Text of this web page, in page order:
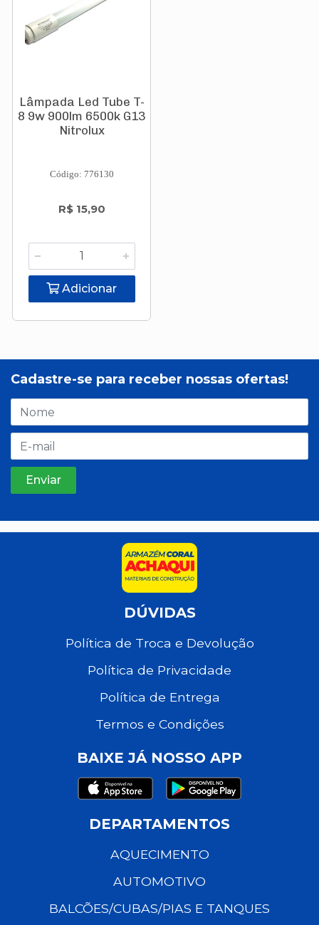
Lâmpada Led Tube T-
8 9w 900lm 6500k G13
Nitrolux
Código: 776130
R$ 15,90
Adicionar
Cadastre-se para receber nossas ofertas!
DÚVIDAS
Política de Troca e Devolução
Política de Privacidade
Política de Entrega
Termos e Condições
BAIXE JÁ NOSSO APP
DEPARTAMENTOS
AQUECIMENTO
AUTOMOTIVO
BALCÕES/CUBAS/PIAS E TANQUES